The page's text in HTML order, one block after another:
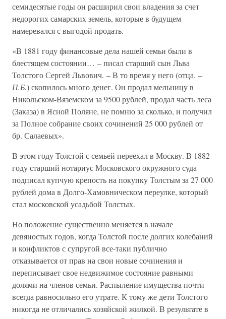
семидесятые годы он расширил свои владения за счет
недорогих самарских земель, которые в будущем
намеревался с выгодой продать.
«В 1881 году финансовые дела нашей семьи были в
блестящем состоянии… – писал старший сын Льва
Толстого Сергей Львович. – В то время у него (отца. –
П.Б.) скопилось много денег. Он продал мельницу в
Никольском-Вяземском за 9500 рублей, продал часть леса
(Заказа) в Ясной Поляне, не помню за сколько, и получил
за Полное собрание своих сочинений 25 000 рублей от
бр. Салаевых».
В этом году Толстой с семьей переехал в Москву. В 1882
году старший нотариус Московского окружного суда
подписал купчую крепость на покупку Толстым за 27 000
рублей дома в Долго-Хамовническом переулке, который
стал московской усадьбой Толстых.
Но положение существенно меняется в начале
девяностых годов, когда Толстой после долгих колебаний
и конфликтов с супругой все-таки публично
отказывается от прав на свои новые сочинения и
переписывает свое недвижимое состояние равными
долями на членов семьи. Распыление имущества почти
всегда равносильно его утрате. К тому же дети Толстого
никогда не отличались хозяйской жилкой. В результате в